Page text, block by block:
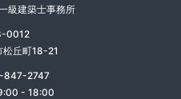
級建築士事務所
0012
松丘町18-21
847-2747
- 18:00